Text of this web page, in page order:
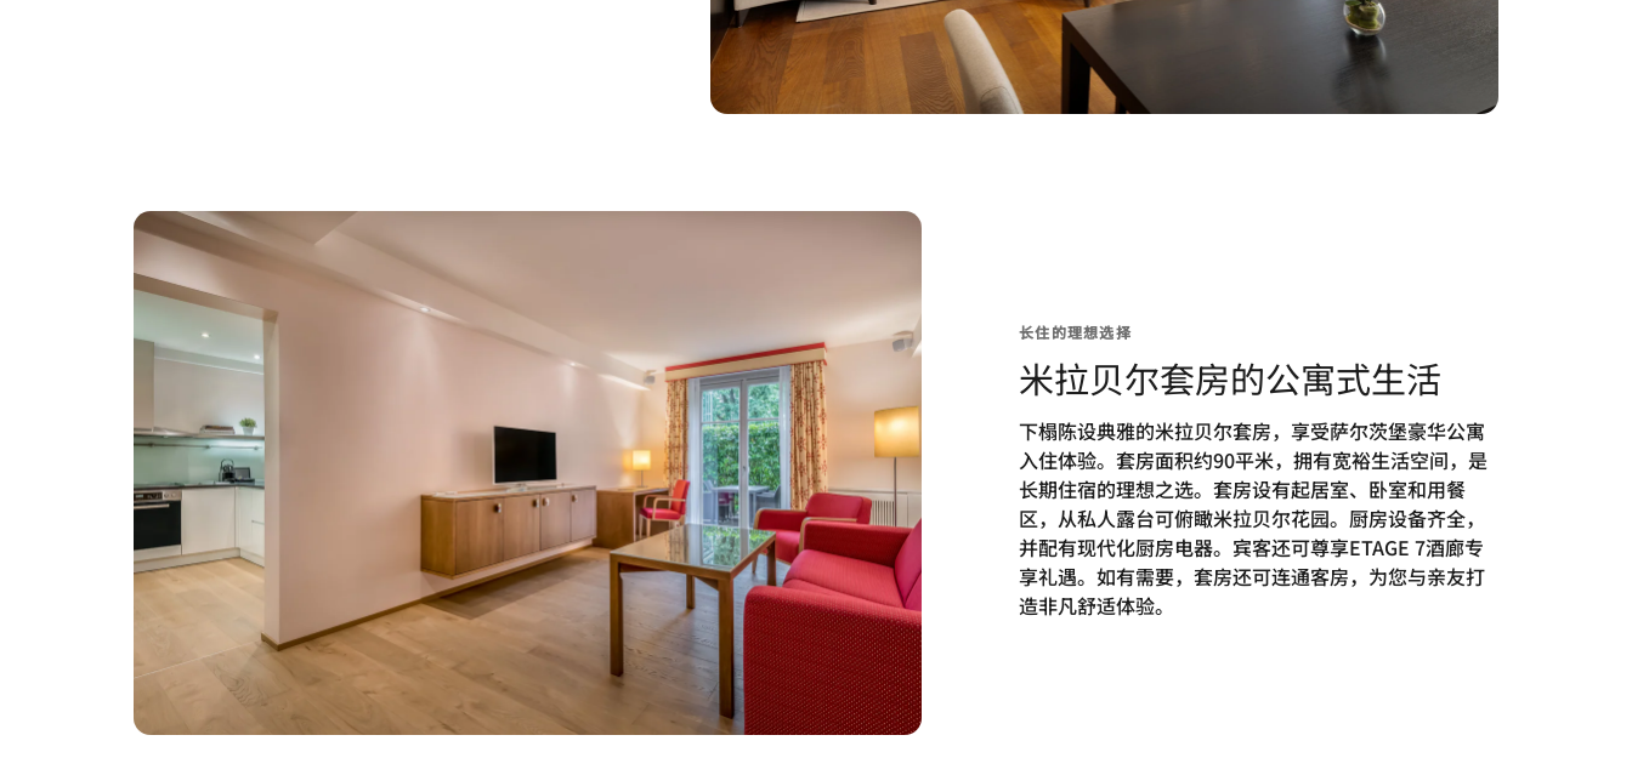
长住的理想选择
米拉贝尔套房的公寓式生活
下榻陈设典雅的米拉贝尔套房，享受萨尔茨堡豪华公寓
入住体验。套房面积约90平米，拥有宽裕生活空间，是
长期住宿的理想之选。套房设有起居室、卧室和用餐
区，从私人露台可俯瞰米拉贝尔花园。厨房设备齐全，
并配有现代化厨房电器。宾客还可尊享ETAGE 7酒廊专
享礼遇。如有需要，套房还可连通客房，为您与亲友打
造非凡舒适体验。